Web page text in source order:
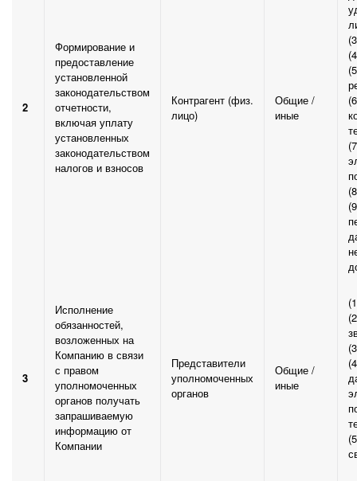
2
Формирование и
предоставление
установленной
законодательством
отчетности,
включая уплату
установленных
законодательством
налогов и взносов
Контрагент (физ.
лицо)
Общие /
иные
3
Исполнение
обязанностей,
возложенных на
Компанию в связи
с правом
уполномоченных
органов получать
запрашиваемую
информацию от
Компании
Представители
уполномоченных
органов
Общие /
иные